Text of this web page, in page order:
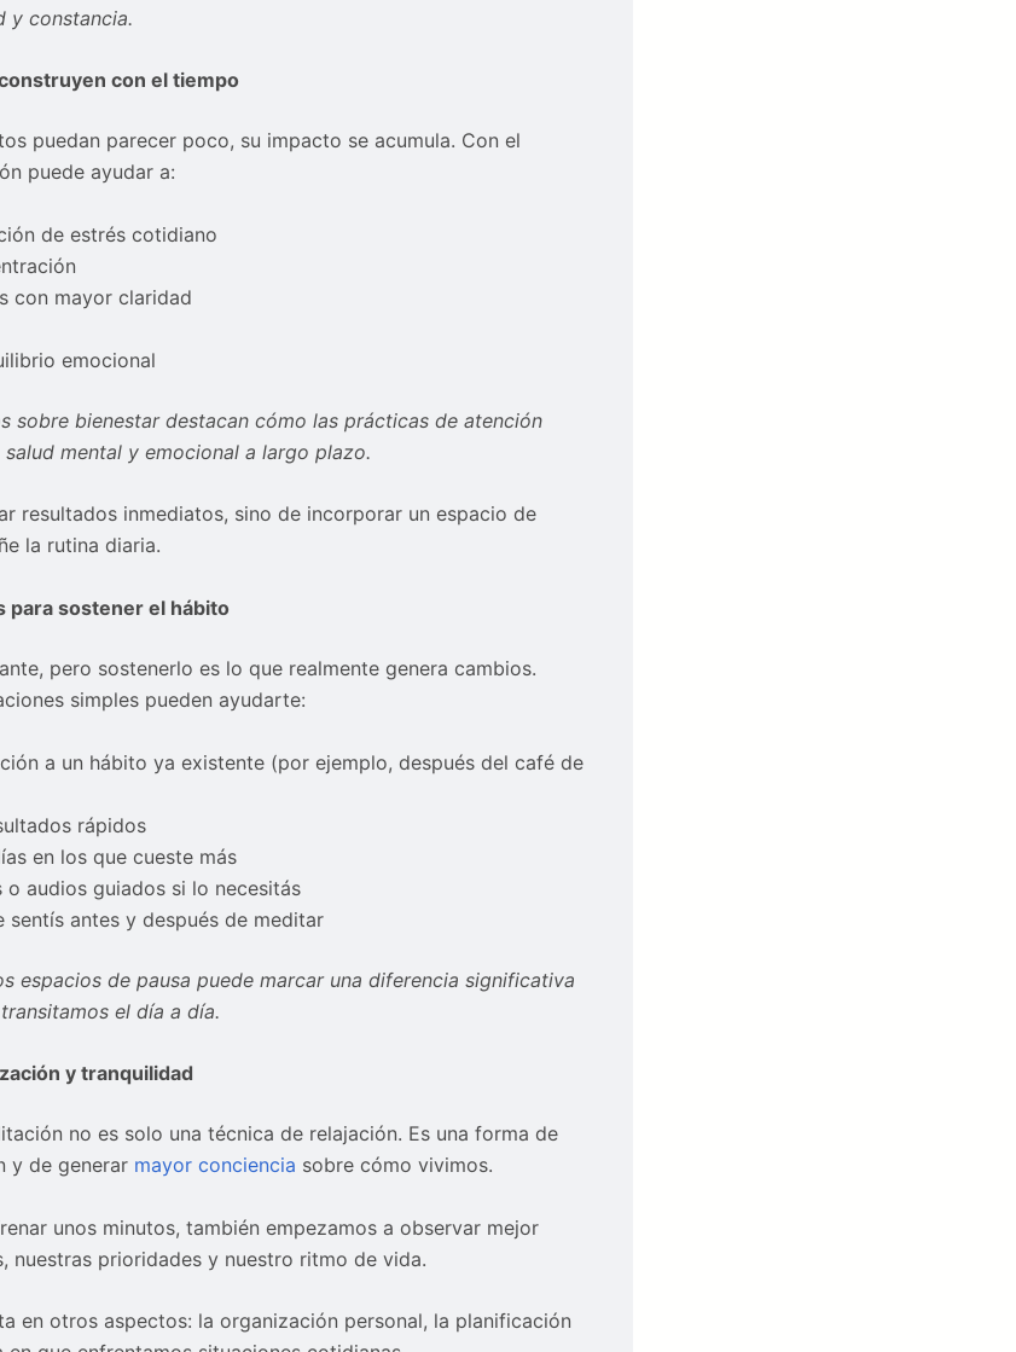
y constancia.
con el tiempo
puedan parecer poco, su impacto se acumula. Con el
puede ayudar a:
de estrés cotidiano
con mayor claridad
emocional
sobre bienestar destacan cómo las prácticas de atención
mental y emocional a largo plazo.
resultados inmediatos, sino de incorporar un espacio de
la rutina diaria.
para sostener el hábito
pero sostenerlo es lo que realmente genera cambios.
simples pueden ayudarte:
a un hábito ya existente (por ejemplo, después del café de
rápidos
en los que cueste más
o audios guiados si lo necesitás
sentís antes y después de meditar
espacios de pausa puede marcar una diferencia significativa
el día a día.
y tranquilidad
no es solo una técnica de relajación. Es una forma de
y de generar mayor conciencia sobre cómo vivimos.
unos minutos, también empezamos a observar mejor
nuestras prioridades y nuestro ritmo de vida.
en otros aspectos: la organización personal, la planificación